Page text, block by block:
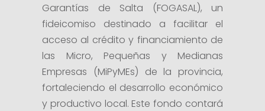
Garantías de Salta (FOGASAL), un
fideicomiso destinado a facilitar el
acceso al crédito y financiamiento de
las Micro, Pequeñas y Medianas
Empresas (MiPyMEs) de la provincia,
fortaleciendo el desarrollo económico
y productivo local. Este fondo contará